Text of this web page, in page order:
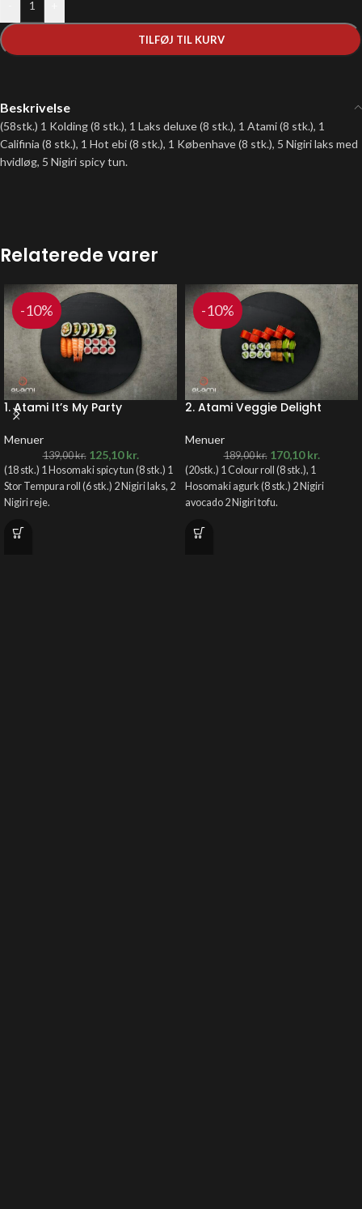
TILFØJ TIL KURV
Beskrivelse
(58stk.) 1 Kolding (8 stk.), 1 Laks deluxe (8 stk.), 1 Atami (8 stk.), 1
Califinia (8 stk.), 1 Hot ebi (8 stk.), 1 Københave (8 stk.), 5 Nigiri laks med
hvidløg, 5 Nigiri spicy tun.
Relaterede varer
-10%
1. Atami It’s My Party
Menuer
139,00kr. 125,10kr.
(18 stk.) 1 Hosomaki spicy tun (8 stk.) 1
Stor Tempura roll (6 stk.) 2 Nigiri laks, 2
Nigiri reje.
-10%
2. Atami Veggie Delight
Menuer
189,00kr. 170,10kr.
(20stk.) 1 Colour roll (8 stk.), 1
Hosomaki agurk (8 stk.) 2 Nigiri
avocado 2 Nigiri tofu.